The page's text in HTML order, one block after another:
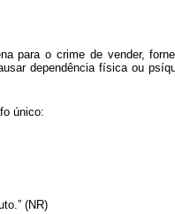
para o crime de vender,
dependência física ou
único:
(NR)